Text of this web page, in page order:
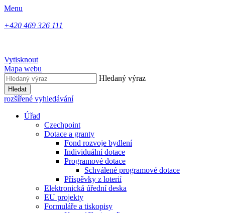
Menu
+420 469 326 111
Vytisknout
Mapa webu
Hledaný výraz
Hledat
rozšířené vyhledávání
Úřad
Czechpoint
Dotace a granty
Fond rozvoje bydlení
Individuální dotace
Programové dotace
Schválené programové dotace
Příspěvky z loterií
Elektronická úřední deska
EU projekty
Formuláře a tiskopisy